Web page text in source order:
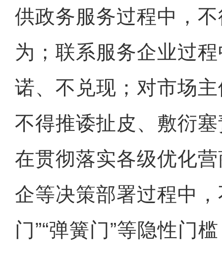
供政务服务过程中，
为；联系服务企业过
诺、不兑现；对市场
不得推诿扯皮、敷衍
在贯彻落实各级优化
企等决策部署过程中
门”“弹簧门”等隐性门